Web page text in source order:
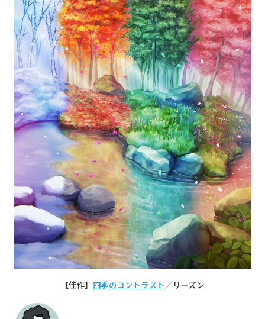
【佳作】 四季のコントラスト／リーズン